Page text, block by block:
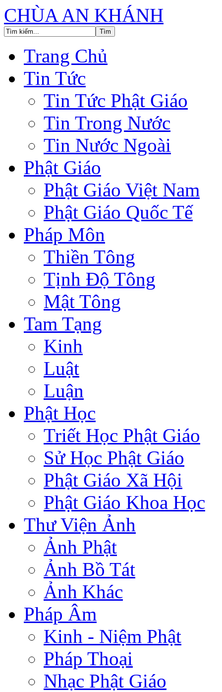
CHÙA AN KHÁNH
Trang Chủ
Tin Tức
Tin Tức Phật Giáo
Tin Trong Nước
Tin Nước Ngoài
Phật Giáo
Phật Giáo Việt Nam
Phật Giáo Quốc Tế
Pháp Môn
Thiền Tông
Tịnh Độ Tông
Mật Tông
Tam Tạng
Kinh
Luật
Luận
Phật Học
Triết Học Phật Giáo
Sử Học Phật Giáo
Phật Giáo Xã Hội
Phật Giáo Khoa Học
Thư Viện Ảnh
Ảnh Phật
Ảnh Bồ Tát
Ảnh Khác
Pháp Âm
Kinh - Niệm Phật
Pháp Thoại
Nhạc Phật Giáo